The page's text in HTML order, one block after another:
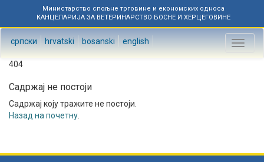
Министарство спољне трговине и економских односа
КАНЦЕЛАРИЈА ЗА ВЕТЕРИНАРСТВО БОСНЕ И ХЕРЦЕГОВИНЕ
српски hrvatski bosanski english
Toggle
404
Садржај не постоји
Садржај коју тражите не постоји.
Назад на почетну